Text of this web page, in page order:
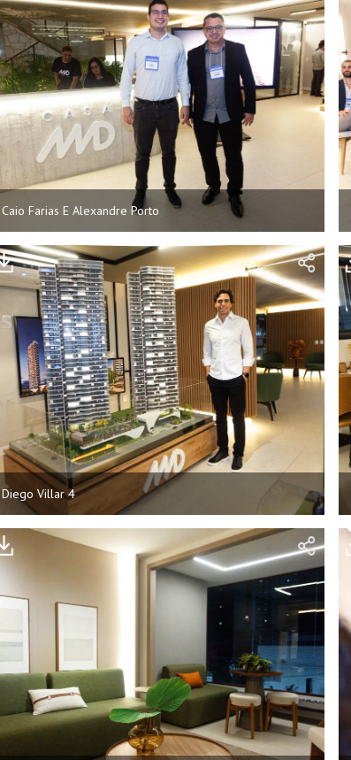
Caio Farias E Alexandre Porto
Diego Villar 4